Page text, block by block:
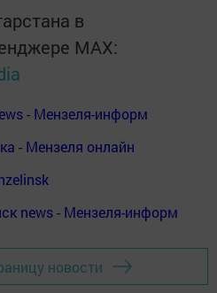
в
MАХ:
- Мензеля-информ
- Мензеля онлайн
news - Мензеля-информ
новости